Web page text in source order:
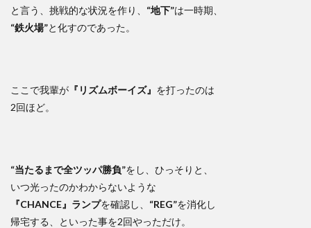
と言う、挑戦的な状況を作り、 “地下”は一時期、
“鉄火場”と化すのであった。
ここで我輩が 『リズムボーイズ』 を打ったのは
2回ほど。
“当たるまで全ツッパ勝負”をし、ひっそりと、
いつ光ったのかわからないような
『CHANCE』ランプを確認し、 “REG”を消化し
帰宅する、といった事を2回やっただけ。